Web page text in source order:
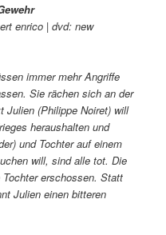
enrico | dvd: new
immer mehr Angriffe
Sie rächen sich an der
Julien (Philippe Noiret) will
heraushalten und
und Tochter auf einem
will, sind alle tot. Die
erschossen. Statt
Julien einen bitteren